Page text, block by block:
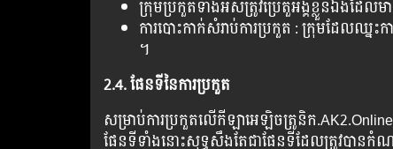
ក្រុមប្រកួតទាំងអស់ត្រូវប្រើតួអង្គខ្លួនឯងដែ
ការបោះកាក់សំរាប់ការប្រកួត : ក្រុមដែលឈ្
។
2.4. ផែនទីនៃការប្រកួត
សម្រាប់ការប្រកួតលើកីឡាអេឡិចត្រូនិក
ផែនទីទាំងនោះសុទ្ធសឹងតែជាផែនទីដែលត្រូវបានកំ